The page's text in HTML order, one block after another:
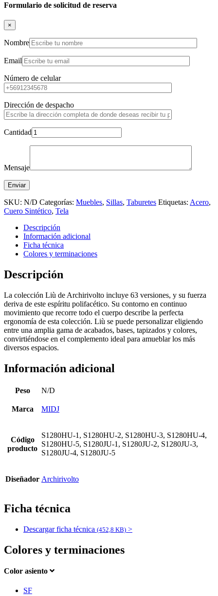
Formulario de solicitud de reserva
×
Nombre
Email
Número de celular
Dirección de despacho
Cantidad
Mensaje
SKU: N/D Categorías: Muebles, Sillas, Taburetes Etiquetas: Acero,
Cuero Sintético, Tela
Descripción
Información adicional
Ficha técnica
Colores y terminaciones
Descripción
La colección Liù de Archirivolto incluye 63 versiones, y su fuerza
deriva de este espíritu polifacético. Su contorno en continuo
movimiento que recorre todo el cuerpo describe la perfecta
ergonomía de esta colección. Liù se puede personalizar eligiendo
entre una amplia gama de acabados, bases, tapizados y colores,
convirtiéndose en el complemento ideal para amueblar los más
diversos espacios.
Información adicional
Peso N/D
Marca MIDJ
Código
producto
S1280HU-1, S1280HU-2, S1280HU-3, S1280HU-4,
S1280HU-5, S1280JU-1, S1280JU-2, S1280JU-3,
S1280JU-4, S1280JU-5
Diseñador Archirivolto
Ficha técnica
Descargar ficha técnica (452,8 KB) >
Colores y terminaciones
Color asiento
SF